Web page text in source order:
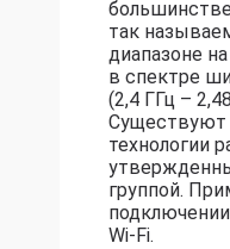
так
диапазоне
в спектре
(2,4 ГГц –
Существуют
технологии
группой.
Wi-Fi.